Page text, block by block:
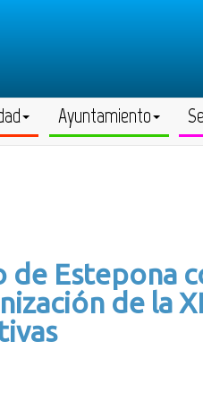
Ayuntamiento
de Estepona
de la